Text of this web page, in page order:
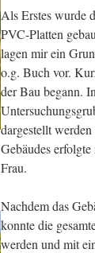
Als Erstes wurde
PVC-Platten
lagen mir ein
o.g. Buch vor.
der Bau begann.
dargestellt
Gebäudes
Frau.
Nachdem das
konnte die
werden und mit